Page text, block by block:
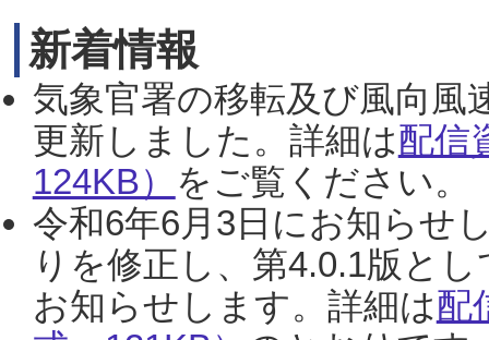
新着情報
気象官署の移転及び風向風
更新しました。詳細は配信
124KB） をご覧ください。
令和6年6月3日にお知らせ
りを修正し、第4.0.1版と
お知らせします。詳細は配